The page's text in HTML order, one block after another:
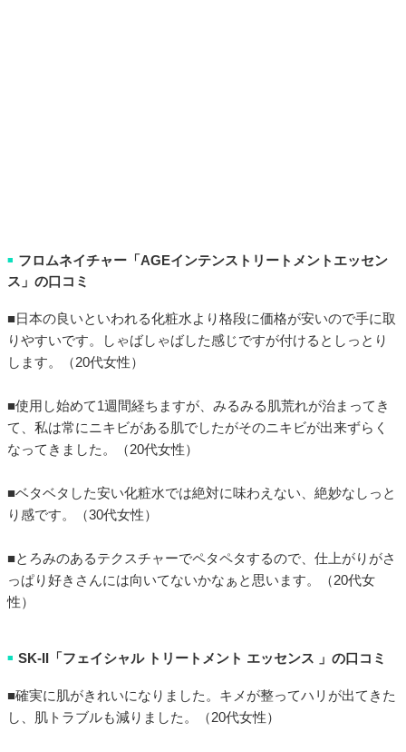
■ フロムネイチャー「AGEインテンストリートメントエッセン
ス」の口コミ
■日本の良いといわれる化粧水より格段に価格が安いので手に取
りやすいです。しゃばしゃばした感じですが付けるとしっとり
します。（20代女性）
■使用し始めて1週間経ちますが、みるみる肌荒れが治まってき
て、私は常にニキビがある肌でしたがそのニキビが出来ずらく
なってきました。（20代女性）
■ベタベタした安い化粧水では絶対に味わえない、絶妙なしっと
り感です。（30代女性）
■とろみのあるテクスチャーでペタペタするので、仕上がりがさ
っぱり好きさんには向いてないかなぁと思います。（20代女
性）
■ SK-II「フェイシャル トリートメント エッセンス 」の口コミ
■確実に肌がきれいになりました。キメが整ってハリが出てきた
し、肌トラブルも減りました。（20代女性）